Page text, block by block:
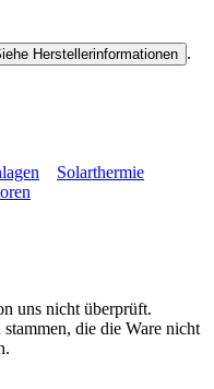
Herstellerinformationen .
Solarthermie
uns nicht überprüft.
die die Ware nicht